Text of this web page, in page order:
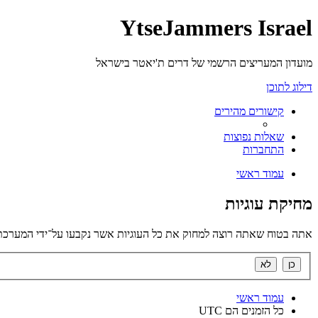
YtseJammers Israel
מועדון המעריצים הרשמי של דרים ת'יאטר בישראל
דילוג לתוכן
קישורים מהירים
שאלות נפוצות
התחברות
עמוד ראשי
מחיקת עוגיות
אתה בטוח שאתה רוצה למחוק את כל העוגיות אשר נקבעו על־ידי
עמוד ראשי
כל הזמנים הם UTC